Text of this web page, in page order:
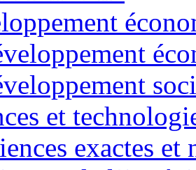
et
exactes et